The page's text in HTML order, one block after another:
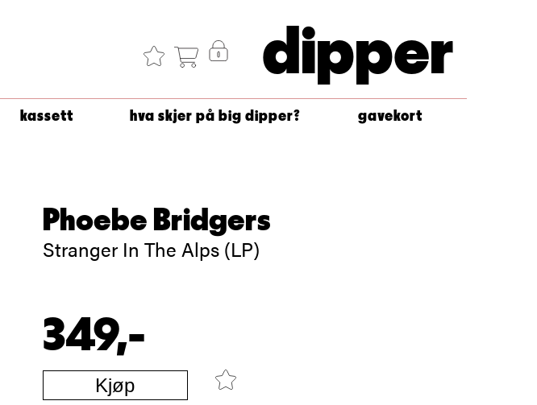
dipper
kassett hva skjer på big dipper? gavekort
Phoebe Bridgers
Stranger In The Alps (LP)
349,-
Kjøp